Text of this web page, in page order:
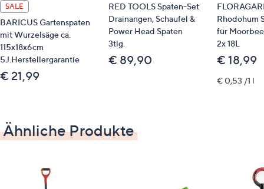
SALE
BARICUS Gartenspaten
mit Wurzelsäge ca.
115x18x6cm
5J.Herstellergarantie
€ 21,99
RED TOOLS Spaten-Set
Drainangen, Schaufel &
Power Head Spaten
3tlg.
€ 89,90
Rhodohum
für
2x 18L
€ 18,99
€ 0,53 /1 l
Ähnliche Produkte